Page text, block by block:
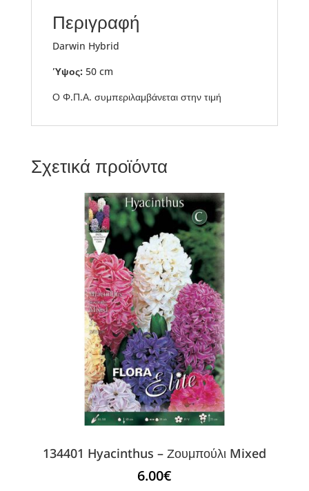
Περιγραφή
Darwin Hybrid
Ύψος: 50 cm
Ο Φ.Π.Α. συμπεριλαμβάνεται στην τιμή
Σχετικά προϊόντα
134401 Hyacinthus – Ζουμπούλι Mixed
6.00€